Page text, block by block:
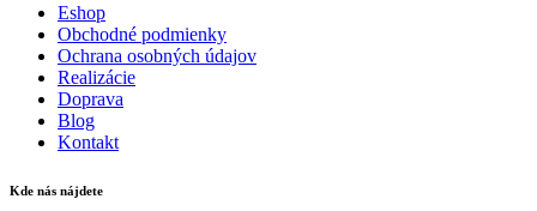
Eshop
Obchodné podmienky
Ochrana osobných údajov
Realizácie
Doprava
Blog
Kontakt
Kde nás nájdete